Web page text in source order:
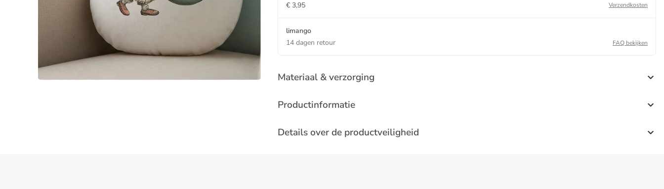
€ 3,95
Verzendkosten
limango
14 dagen retour
FAQ bekijken
Materiaal & verzorging
Productinformatie
Details over de productveiligheid